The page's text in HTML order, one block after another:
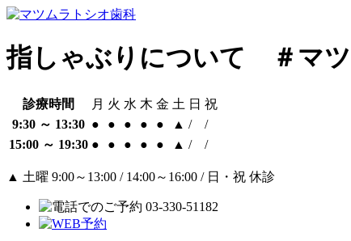
指しゃぶりについて ＃マ
診療時間 月 火 水 木 金 土 日 祝
9:30 ～ 13:30 ● ● ● ● ● ▲ /
/
15:00 ～ 19:30 ● ● ● ● ● ▲ / /
▲ 土曜 9:00～13:00 / 14:00～16:00 / 日・祝 休診